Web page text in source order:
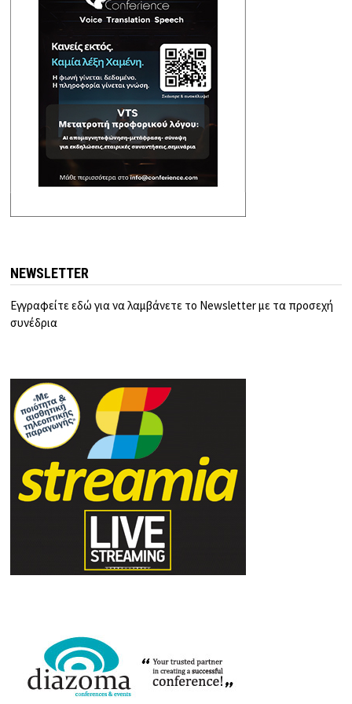
NEWSLETTER
Εγγραφείτε εδώ για να λαμβάνετε το Newsletter με τα προσεχή
συνέδρια